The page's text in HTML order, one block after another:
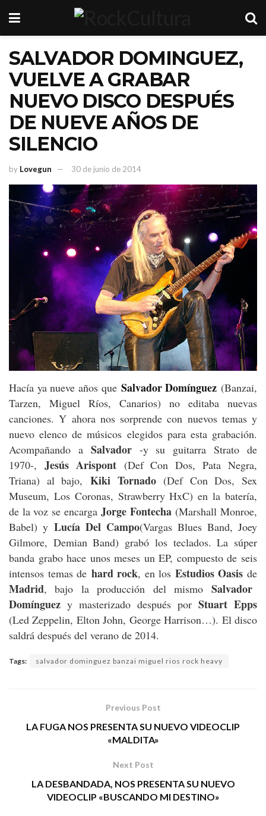
SALVADOR DOMINGUEZ,
VUELVE A GRABAR
NUEVO DISCO DESPUÉS
DE NUEVE AÑOS DE
SILENCIO
by Lovegun 30 de junio de 2014
Hacía ya nueve años que Salvador Domínguez (Banzai,
Tarzen, Miguel Ríos, Canarios) no editaba nuevas
canciones. Y ahora nos sorprende con nuevos temas y
nuevo elenco de músicos elegidos para esta grabación.
Acompañando a Salvador-y su guitarra Strato de
1970-, Jesús Arispont(Def Con Dos, Pata Negra,
Triana) al bajo, Kiki Tornado(Def Con Dos, Sex
Museum, Los Coronas, Strawberry HxC) en la batería,
de la voz se encargaJorge Fontecha(Marshall Monroe,
Babel) y Lucía Del Campo(Vargas Blues Band, Joey
Gilmore, Demian Band) grabó los teclados. La súper
banda grabo hace unos meses un EP, compuesto de seis
intensos temas de hard rock, en los Estudios Oasis de
Madrid, bajo la producción del mismo Salvador
Domínguez y masterizado después por Stuart Epps
(Led Zeppelin, Elton John, George Harrison…). El disco
saldrá después del verano de 2014.
Tags: salvador dominguez banzai miguel rios rock heavy
Previous Post
LA FUGA NOS PRESENTA SU NUEVO VIDEOCLIP
«MALDITA»
Next Post
LA DESBANDADA, NOS PRESENTA SU NUEVO
VIDEOCLIP «BUSCANDO MI DESTINO»